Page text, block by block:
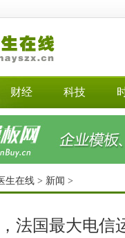
财经 科技
生在线 > 新闻 >
法国最大电信